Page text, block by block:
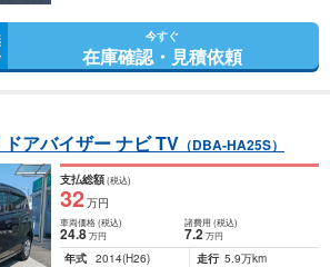
今すぐ
在庫確認・見積依頼
アバイザー ナビ TV （DBA-HA25S）
支払総額(税込)
32万円
車両価格(税込)
24.8万円
諸費用 (税込)
7.2 万円
年式 2014(H26) 走行 5.9万km